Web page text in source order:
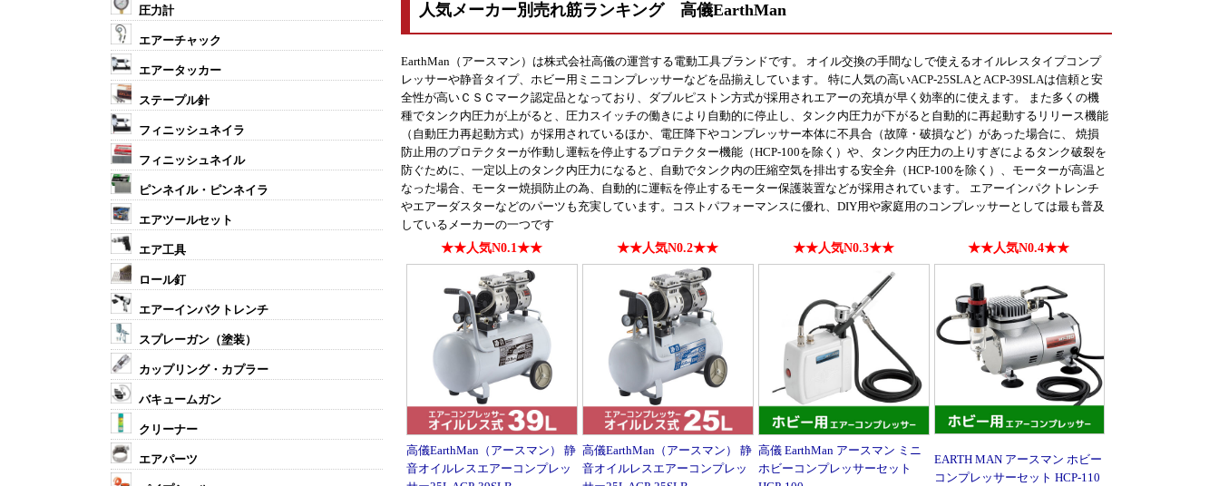
圧力計
エアーチャック
エアータッカー
ステープル針
フィニッシュネイラ
フィニッシュネイル
ピンネイル・ピンネイラ
エアツールセット
エア工具
ロール釘
エアーインパクトレンチ
スプレーガン（塗装）
カップリング・カプラー
バキュームガン
クリーナー
エアパーツ
人気メーカー別売れ筋ランキング 高儀EarthMan
EarthMan（アースマン）は株式会社高儀の運営する電動工具ブランドです。 オイル交換の手間なしで使えるオイルレスタイプコンプ
レッサーや静音タイプ、ホビー用ミニコンプレッサーなどを品揃えしています。 特に人気の高いACP-25SLAとACP-39SLAは信頼と安
全性が高いＣＳＣマーク認定品となっており、ダブルピストン方式が採用されエアーの充填が早く効率的に使えます。 また多くの機
種でタンク内圧力が上がると、圧力スイッチの働きにより自動的に停止し、タンク内圧力が下がると自動的に再起動するリリース機能
（自動圧力再起動方式）が採用されているほか、電圧降下やコンプレッサー本体に不具合（故障・破損など）があった場合に、 焼損
防止用のプロテクターが作動し運転を停止するプロテクター機能（HCP-100を除く）や、タンク内圧力の上りすぎによるタンク破裂を
防ぐために、一定以上のタンク内圧力になると、自動でタンク内の圧縮空気を排出する安全弁（HCP-100を除く）、モーターが高温と
なった場合、モーター焼損防止の為、自動的に運転を停止するモーター保護装置などが採用されています。 エアーインパクトレンチ
やエアーダスターなどのパーツも充実しています。コストパフォーマンスに優れ、DIY用や家庭用のコンプレッサーとしては最も普及
しているメーカーの一つです
★★人気N0.1★★ ★★人気N0.2★★ ★★人気N0.3★★ ★★人気N0.4★★
高儀EarthMan（アースマン） 静
音オイルレスエアーコンプレッ
高儀EarthMan（アースマン） 静
音オイルレスエアーコンプレッ
高儀 EarthMan アースマン ミニ
ホビーコンプレッサーセット
EARTH MAN アースマン ホビー
コンプレッサーセット HCP-110